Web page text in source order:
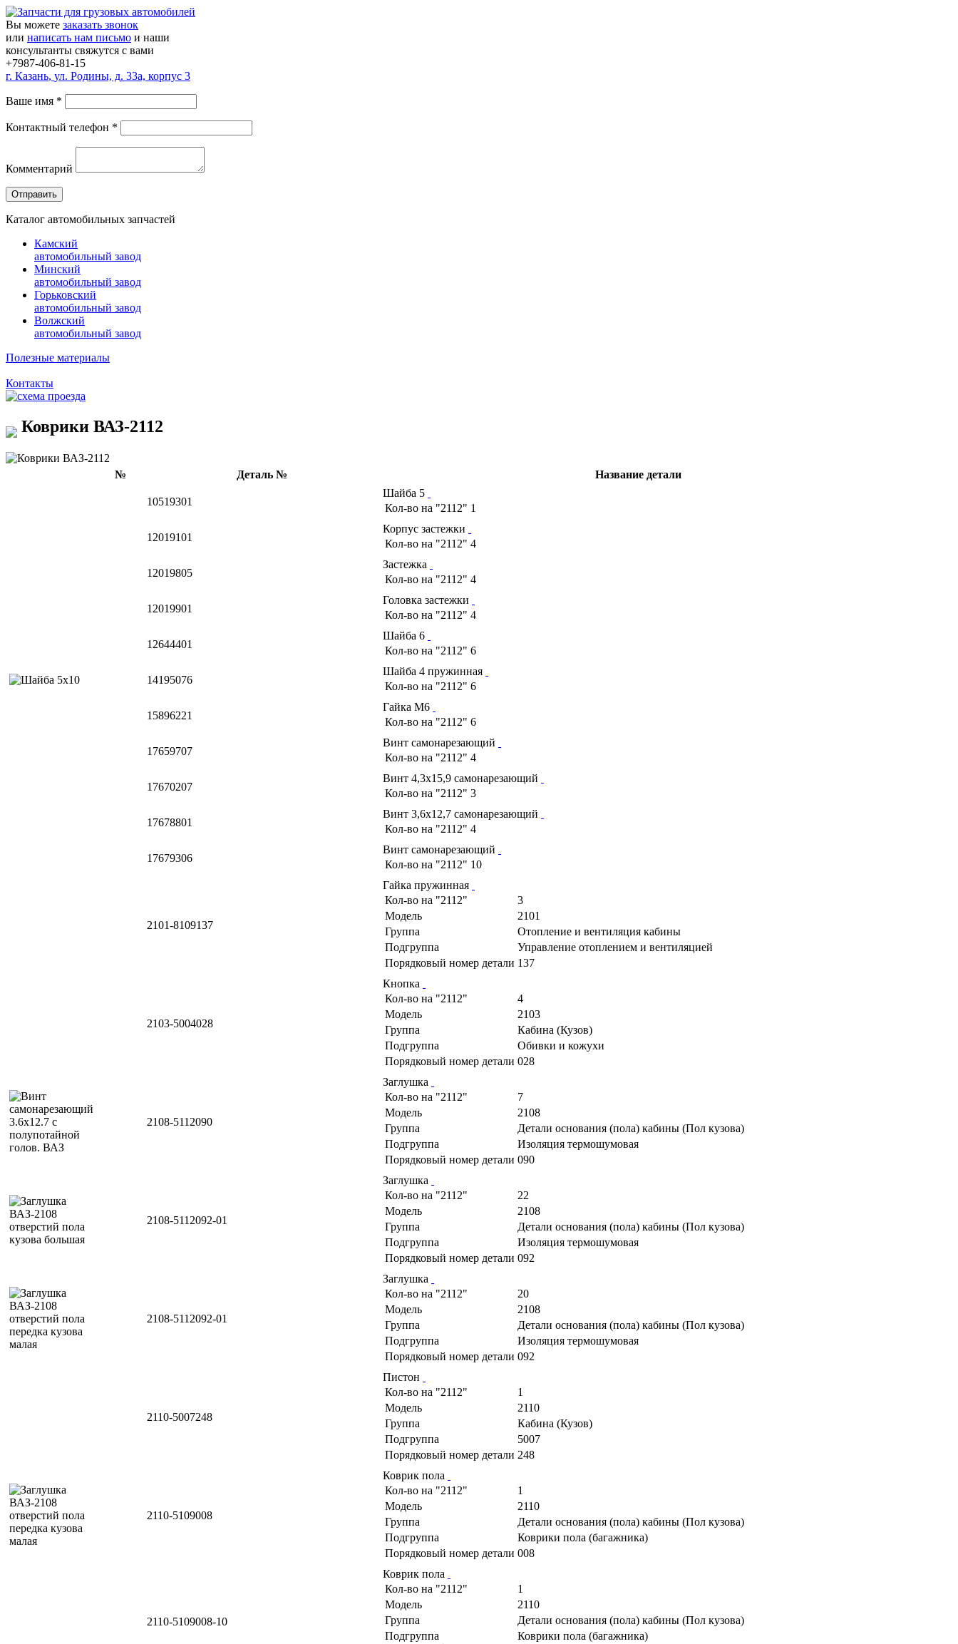
Вы можете заказать звонок
или написать нам письмо и наши
консультанты свяжутся с вами
+7987-406-81-15
г. Казань, ул. Родины, д. 33а, корпус 3
Ваше имя *
Контактный телефон *
Комментарий
Каталог автомобильных запчастей
Камский
автомобильный завод
Минский
автомобильный завод
Горьковский
автомобильный завод
Волжский
автомобильный завод
Полезные материалы
Контакты
Коврики ВАЗ-2112
№ Деталь № Название детали
10519301
Шайба 5
Кол-во на "2112" 1
12019101
Корпус застежки
Кол-во на "2112" 4
12019805
Застежка
Кол-во на "2112" 4
12019901
Головка застежки
Кол-во на "2112" 4
12644401
Шайба 6
Кол-во на "2112" 6
14195076
Шайба 4 пружинная
Кол-во на "2112" 6
15896221
Гайка М6
Кол-во на "2112" 6
17659707
Винт самонарезающий
Кол-во на "2112" 4
17670207
Винт 4,3х15,9 самонарезающий
Кол-во на "2112" 3
17678801
Винт 3,6х12,7 самонарезающий
Кол-во на "2112" 4
17679306
Винт самонарезающий
Кол-во на "2112" 10
2101-8109137
Гайка пружинная
Кол-во на "2112"
3
Модель
2101
Группа
Отопление и вентиляция кабины
Подгруппа
Управление отоплением и вентиляцией
Порядковый номер детали 137
2103-5004028
Кнопка
Кол-во на "2112"
4
Модель
2103
Группа
Кабина (Кузов)
Подгруппа
Обивки и кожухи
Порядковый номер детали 028
2108-5112090
Заглушка
Кол-во на "2112"
7
Модель
2108
Группа
Детали основания (пола) кабины (Пол кузова)
Подгруппа
Изоляция термошумовая
Порядковый номер детали 090
2108-5112092-01
Заглушка
Кол-во на "2112"
22
Модель
2108
Группа
Детали основания (пола) кабины (Пол кузова)
Подгруппа
Изоляция термошумовая
Порядковый номер детали 092
2108-5112092-01
Заглушка
Кол-во на "2112"
20
Модель
2108
Группа
Детали основания (пола) кабины (Пол кузова)
Подгруппа
Изоляция термошумовая
Порядковый номер детали 092
2110-5007248
Пистон
Кол-во на "2112"
1
Модель
2110
Группа
Кабина (Кузов)
Подгруппа
5007
Порядковый номер детали 248
2110-5109008
Коврик пола
Кол-во на "2112"
1
Модель
2110
Группа
Детали основания (пола) кабины (Пол кузова)
Подгруппа
Коврики пола (багажника)
Порядковый номер детали 008
2110-5109008-10
Коврик пола
Кол-во на "2112"
1
Модель
2110
Группа
Детали основания (пола) кабины (Пол кузова)
Подгруппа
Коврики пола (багажника)